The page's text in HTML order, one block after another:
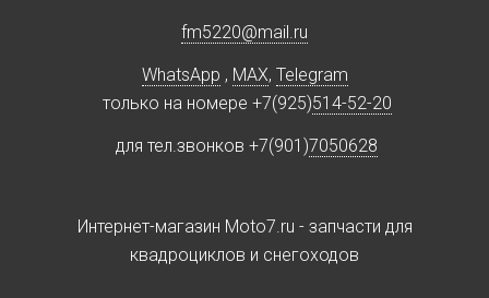
fm5220@mail.ru
WhatsApp , MAX, Telegram
только на номере +7(925)514-52-20
для тел.звонков +7(901)7050628
Интернет-магазин Moto7.ru - запчасти для
квадроциклов и снегоходов